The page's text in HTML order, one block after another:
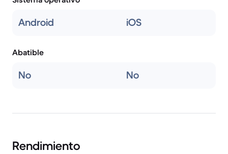
Android iOS
Abatible
No No
Rendimiento